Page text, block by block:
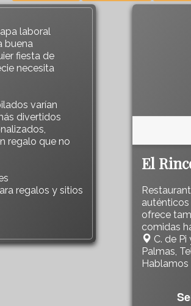
laboral
buena
fiesta de
necesita
varían
divertidos
regalo que no
regalos y sitios
El
ofrece
comidas
C. de
Palmas,
Hablamos